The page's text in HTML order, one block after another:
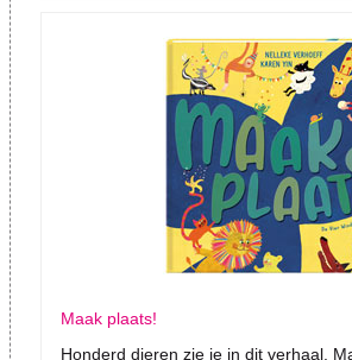
Maak plaats!
Honderd dieren zie je in dit verhaal.